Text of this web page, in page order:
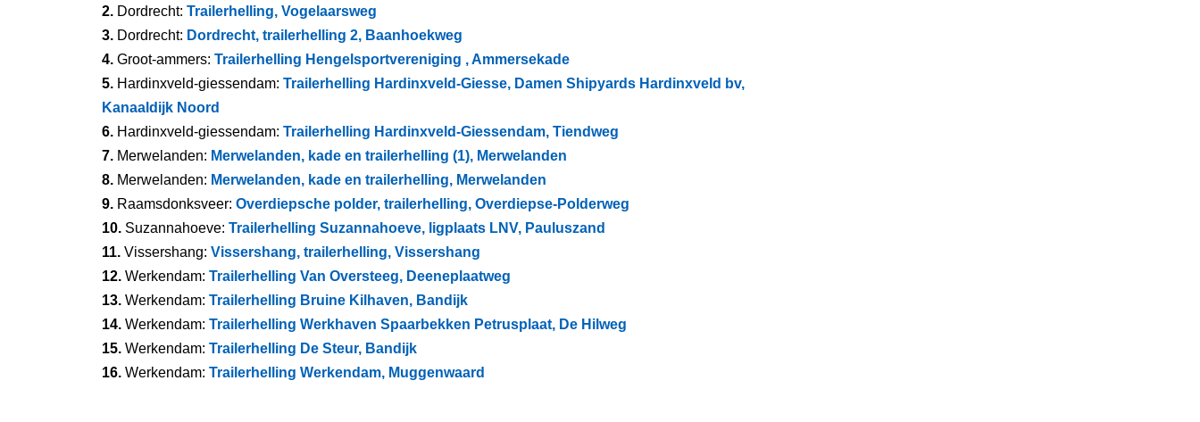
2. Dordrecht: Trailerhelling, Vogelaarsweg
3. Dordrecht: Dordrecht, trailerhelling 2, Baanhoekweg
4. Groot-ammers: Trailerhelling Hengelsportvereniging , Ammersekade
5. Hardinxveld-giessendam: Trailerhelling Hardinxveld-Giesse, Damen Shipyards Hardinxveld bv,
Kanaaldijk Noord
6. Hardinxveld-giessendam: Trailerhelling Hardinxveld-Giessendam, Tiendweg
7. Merwelanden: Merwelanden, kade en trailerhelling (1), Merwelanden
8. Merwelanden: Merwelanden, kade en trailerhelling, Merwelanden
9. Raamsdonksveer: Overdiepsche polder, trailerhelling, Overdiepse-Polderweg
10. Suzannahoeve: Trailerhelling Suzannahoeve, ligplaats LNV, Pauluszand
11. Vissershang: Vissershang, trailerhelling, Vissershang
12. Werkendam: Trailerhelling Van Oversteeg, Deeneplaatweg
13. Werkendam: Trailerhelling Bruine Kilhaven, Bandijk
14. Werkendam: Trailerhelling Werkhaven Spaarbekken Petrusplaat, De Hilweg
15. Werkendam: Trailerhelling De Steur, Bandijk
16. Werkendam: Trailerhelling Werkendam, Muggenwaard